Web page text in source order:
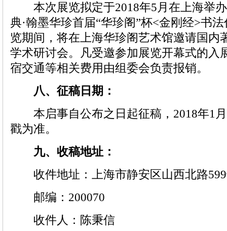
本次展览拟定于2018年5月在上海举
典·翰墨华珍首届“华珍阁”杯<金刚经>书
览期间，将在上海华珍阁艺术馆邀请国内
学术研讨会。凡受邀参加展览开幕式的入
宿交通等相关费用由组委会负责报销。
八、征稿日期 ：
本启事自公布之日起征稿，2018年1月
戳为准。
九、收稿地址：
收件地址：上海市静安区山西北路599
邮编：200070
收件人：陈秉信